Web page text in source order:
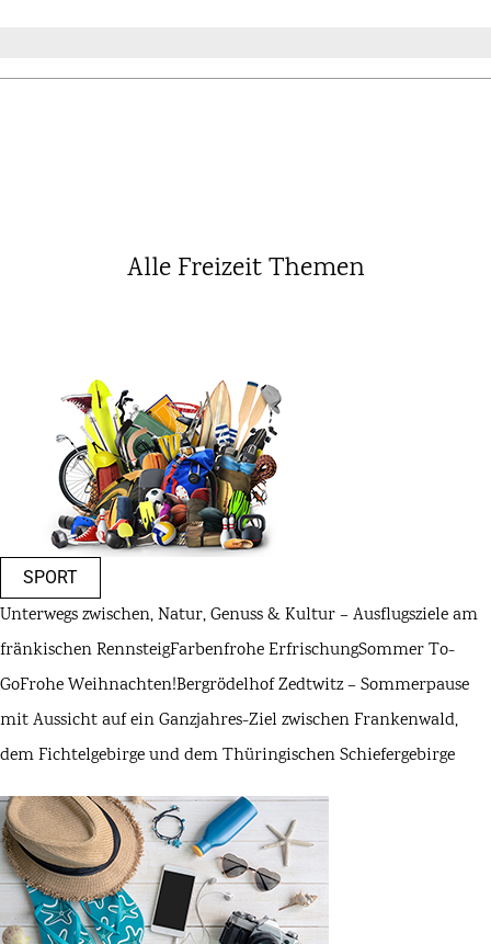
Alle Freizeit Themen
SPORT
Unterwegs zwischen, Natur, Genuss & Kultur – Ausflugsziele am
fränkischen RennsteigFarbenfrohe ErfrischungSommer To-
GoFrohe Weihnachten!Bergrödelhof Zedtwitz – Sommerpause
mit Aussicht auf ein Ganzjahres-Ziel zwischen Frankenwald,
dem Fichtelgebirge und dem Thüringischen Schiefergebirge